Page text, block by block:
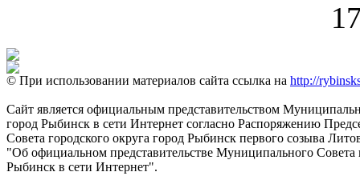
© При использовании материалов сайта ссылка на http://
Сайт является официальным представительством
город Рыбинск в сети Интернет согласно Распоряжению
Совета городского округа город Рыбинск первого созыва
"Об официальном представительстве Муниципального Совета
Рыбинск в сети Интернет".